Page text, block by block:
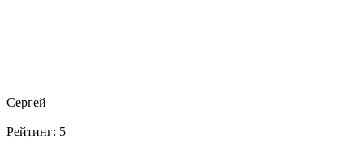
Сергей
Рейтинг: 5